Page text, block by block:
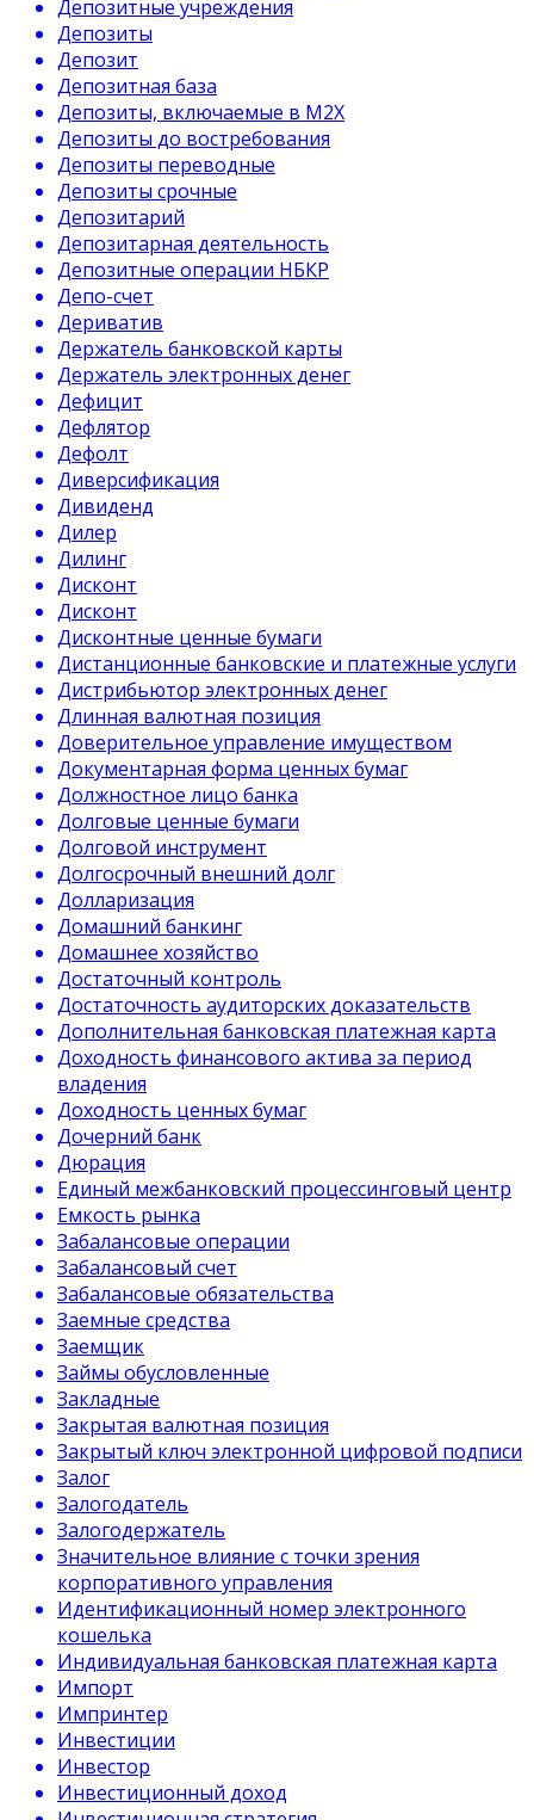
Депозитные учреждения
Депозиты
Депозит
Депозитная база
Депозиты, включаемые в М2Х
Депозиты до востребования
Депозиты переводные
Депозиты срочные
Депозитарий
Депозитарная деятельность
Депозитные операции НБКР
Депо-счет
Дериватив
Держатель банковской карты
Держатель электронных денег
Дефицит
Дефлятор
Дефолт
Диверсификация
Дивиденд
Дилер
Дилинг
Дисконт
Дисконт
Дисконтные ценные бумаги
Дистанционные банковские и платежные услуги
Дистрибьютор электронных денег
Длинная валютная позиция
Доверительное управление имуществом
Документарная форма ценных бумаг
Должностное лицо банка
Долговые ценные бумаги
Долговой инструмент
Долгосрочный внешний долг
Долларизация
Домашний банкинг
Домашнее хозяйство
Достаточный контроль
Достаточность аудиторских доказательств
Дополнительная банковская платежная карта
Доходность финансового актива за период
владения
Доходность ценных бумаг
Дочерний банк
Дюрация
Единый межбанковский процессинговый центр
Емкость рынка
Забалансовые операции
Забалансовый счет
Забалансовые обязательства
Заемные средства
Заемщик
Займы обусловленные
Закладные
Закрытая валютная позиция
Закрытый ключ электронной цифровой подписи
Залог
Залогодатель
Залогодержатель
Значительное влияние с точки зрения
корпоративного управления
Идентификационный номер электронного
кошелька
Индивидуальная банковская платежная карта
Импорт
Импринтер
Инвестиции
Инвестор
Инвестиционный доход